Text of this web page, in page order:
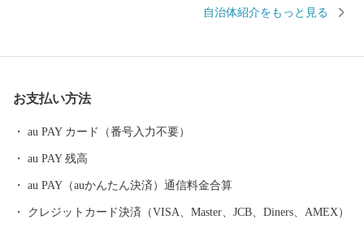
いう２つの大きな川が流れ込み、森からの自然の栄養素が豊富に
け、未来を担う子どもたちの笑顔がかがやくたつの市を目指し
自治体紹介をもっと見る
お支払い方法
au PAY カード（番号入力不要）
au PAY 残高
au PAY（auかんたん決済）通信料金合算
クレジットカード決済（VISA、Master、JCB、Diners、AMEX）